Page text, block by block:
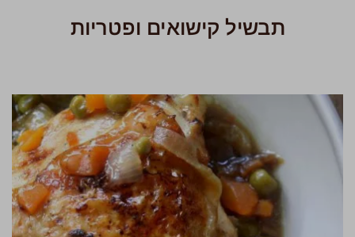
תבשיל קישואים ופטריות